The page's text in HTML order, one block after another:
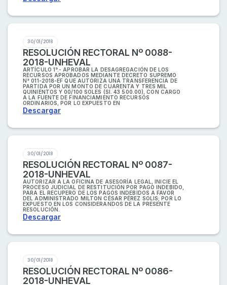
30/01/2018
RESOLUCIÓN RECTORAL Nº 0088-
2018-UNHEVAL
ARTÍCULO 1°.- APROBAR LA DESAGREGACIÓN DE LOS
RECURSOS APROBADOS MEDIANTE DECRETO SUPREMO
N° 011-2018-EF QUE AUTORIZA UNA TRANSFERENCIA DE
PARTIDA POR UN MONTO DE CUARENTA Y TRES MIL
QUINIENTOS Y 00/100 SOLES (SI. 43 500.00), CON CARGO
A LA FUENTE DE FINANCIAMIENTO RECURSOS
ORDINARIOS, POR LO EXPUESTO EN
Descargar
30/01/2018
RESOLUCIÓN RECTORAL Nº 0087-
2018-UNHEVAL
AUTORIZAR A LA OFICINA DE ASESORÍA LEGAL, INICIE EL
PROCESO JUDICIAL DE RESTITUCIÓN POR PAGO INDEBIDO,
PARA EL RECUPERO DE LOS PAGOS INDEBIDOS A FAVOR
DEL ADMINISTRADO MILTON CÉSAR PÉREZ SOLIS; POR LO
EXPUESTO EN LOS CONSIDERANDOS DE LA PRESENTE
RESOLUCIÓN.
Descargar
30/01/2018
RESOLUCIÓN RECTORAL Nº 0086-
2018-UNHEVAL